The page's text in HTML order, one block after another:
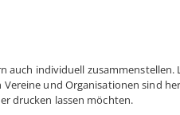
individuell zusammenstellen.
und Organisationen sind
drucken lassen möchten.